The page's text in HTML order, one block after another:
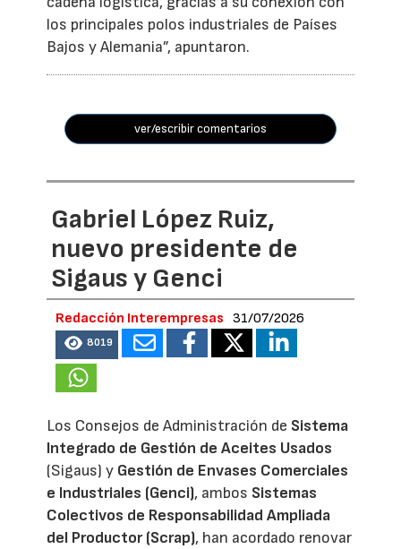
los principales polos industriales de Países
Bajos y Alemania”, apuntaron.
ver/escribir comentarios
Gabriel López Ruiz,
nuevo presidente de
Sigaus y Genci
Redacción Interempresas 31/07/2026
8019
Los Consejos de Administración de Sistema
Integrado de Gestión de Aceites Usados
(Sigaus) y Gestión de Envases Comerciales
e Industriales (Genci), ambos Sistemas
Colectivos de Responsabilidad Ampliada
del Productor (Scrap), han acordado renovar